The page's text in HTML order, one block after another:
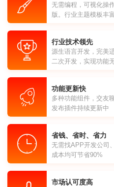
无需编程，可视化操
版。行业主题模板丰
行业技术领先
源生语言开发，完美
二次开发，实现功能
功能更新快
多种功能组件，交友
发布插件持续更新中
省钱、省时、省力
无需找APP开发公司
成本均可节省90%
市场认可度高